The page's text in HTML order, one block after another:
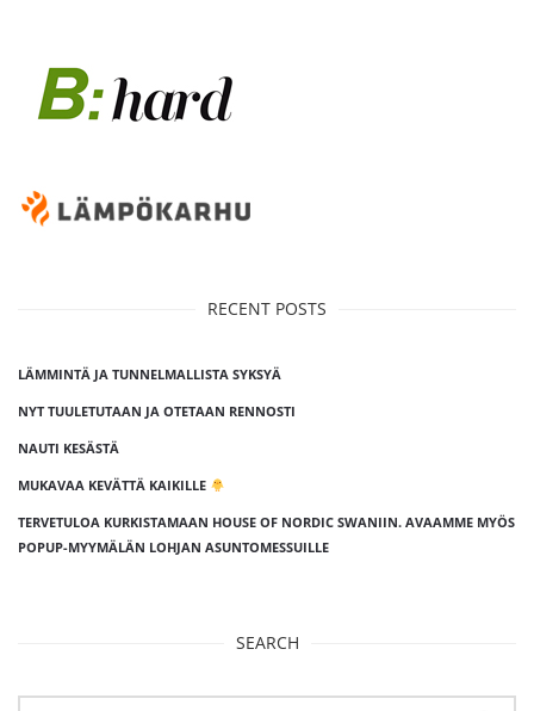
RECENT POSTS
LÄMMINTÄ JA TUNNELMALLISTA SYKSYÄ
NYT TUULETUTAAN JA OTETAAN RENNOSTI
NAUTI KESÄSTÄ
MUKAVAA KEVÄTTÄ KAIKILLE
TERVETULOA KURKISTAMAAN HOUSE OF NORDIC SWANIIN. AVAAMME MYÖS
POPUP-MYYMÄLÄN LOHJAN ASUNTOMESSUILLE
SEARCH